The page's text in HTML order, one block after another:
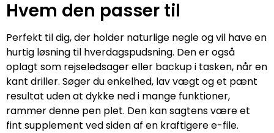
Hvem den passer til
Perfekt til dig, der holder naturlige negle og vil have en
hurtig løsning til hverdagspudsning. Den er også
oplagt som rejseledsager eller backup i tasken, når en
kant driller. Søger du enkelhed, lav vægt og et pænt
resultat uden at dykke ned i mange funktioner,
rammer denne pen plet. Den kan sagtens være et
fint supplement ved siden af en kraftigere e-file.